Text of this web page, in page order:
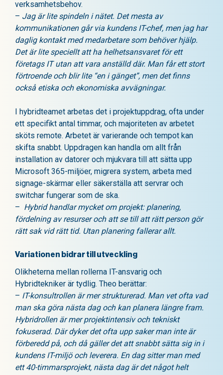
verksamhetsbehov.
– Jag är lite spindeln i nätet. Det mesta av
kommunikationen går via kundens IT-chef, men jag har
daglig kontakt med medarbetare som behöver hjälp.
Det är lite speciellt att ha helhetsansvaret för ett
företags IT utan att vara anställd där. Man får ett stort
förtroende och blir lite “en i gänget”, men det finns
också etiska och ekonomiska avvägningar.
I hybridteamet arbetas det i projektuppdrag, ofta under
ett specifikt antal timmar, och majoriteten av arbetet
sköts remote. Arbetet är varierande och tempot kan
skifta snabbt. Uppdragen kan handla om allt från
installation av datorer och mjukvara till att sätta upp
Microsoft 365-miljöer, migrera system, arbeta med
signage-skärmar eller säkerställa att servrar och
switchar fungerar som de ska.
– Hybrid handlar mycket om projekt: planering,
fördelning av resurser och att se till att rätt person gör
rätt sak vid rätt tid. Utan planering fallerar allt.
Variationen bidrar till utveckling
Olikheterna mellan rollerna IT-ansvarig och
Hybridtekniker är tydlig. Theo berättar:
– IT-konsultrollen är mer strukturerad. Man vet ofta vad
man ska göra nästa dag och kan planera längre fram.
Hybridrollen är mer projektintensiv och tekniskt
fokuserad. Där dyker det ofta upp saker man inte är
förberedd på, och då gäller det att snabbt sätta sig in i
kundens IT-miljö och leverera. En dag sitter man med
ett 40-timmarsprojekt, nästa dag är det något helt